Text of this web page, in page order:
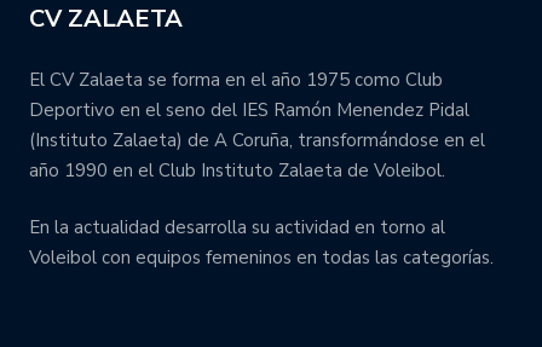
CV ZALAETA
El CV Zalaeta se forma en el año 1975 como Club
Deportivo en el seno del IES Ramón Menendez Pidal
(Instituto Zalaeta) de A Coruña, transformándose en el
año 1990 en el Club Instituto Zalaeta de Voleibol.
En la actualidad desarrolla su actividad en torno al
Voleibol con equipos femeninos en todas las categorías.